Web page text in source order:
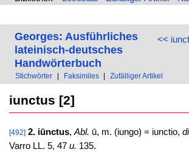
<<
Georges: Ausführliches
lateinisch-deutsches
Handwörterbuch
Stichwörter Faksimiles Zufälliger Artikel
iunctus [2]
[492] 2. iūnctus,Abl. ū, m. (iungo) = iunctio,
Varro LL. 5, 47 u. 135.